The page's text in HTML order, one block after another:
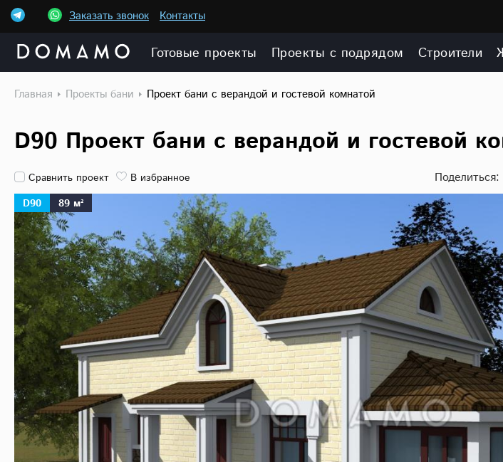
Заказать звонок Контакты
Готовые проекты Проекты с подрядом Строители
Главная Проекты бани Проект бани с верандой и гостевой комнатой
D90 Проект бани с верандой и гостевой
Сравнить проект В избранное
D90
89 м²